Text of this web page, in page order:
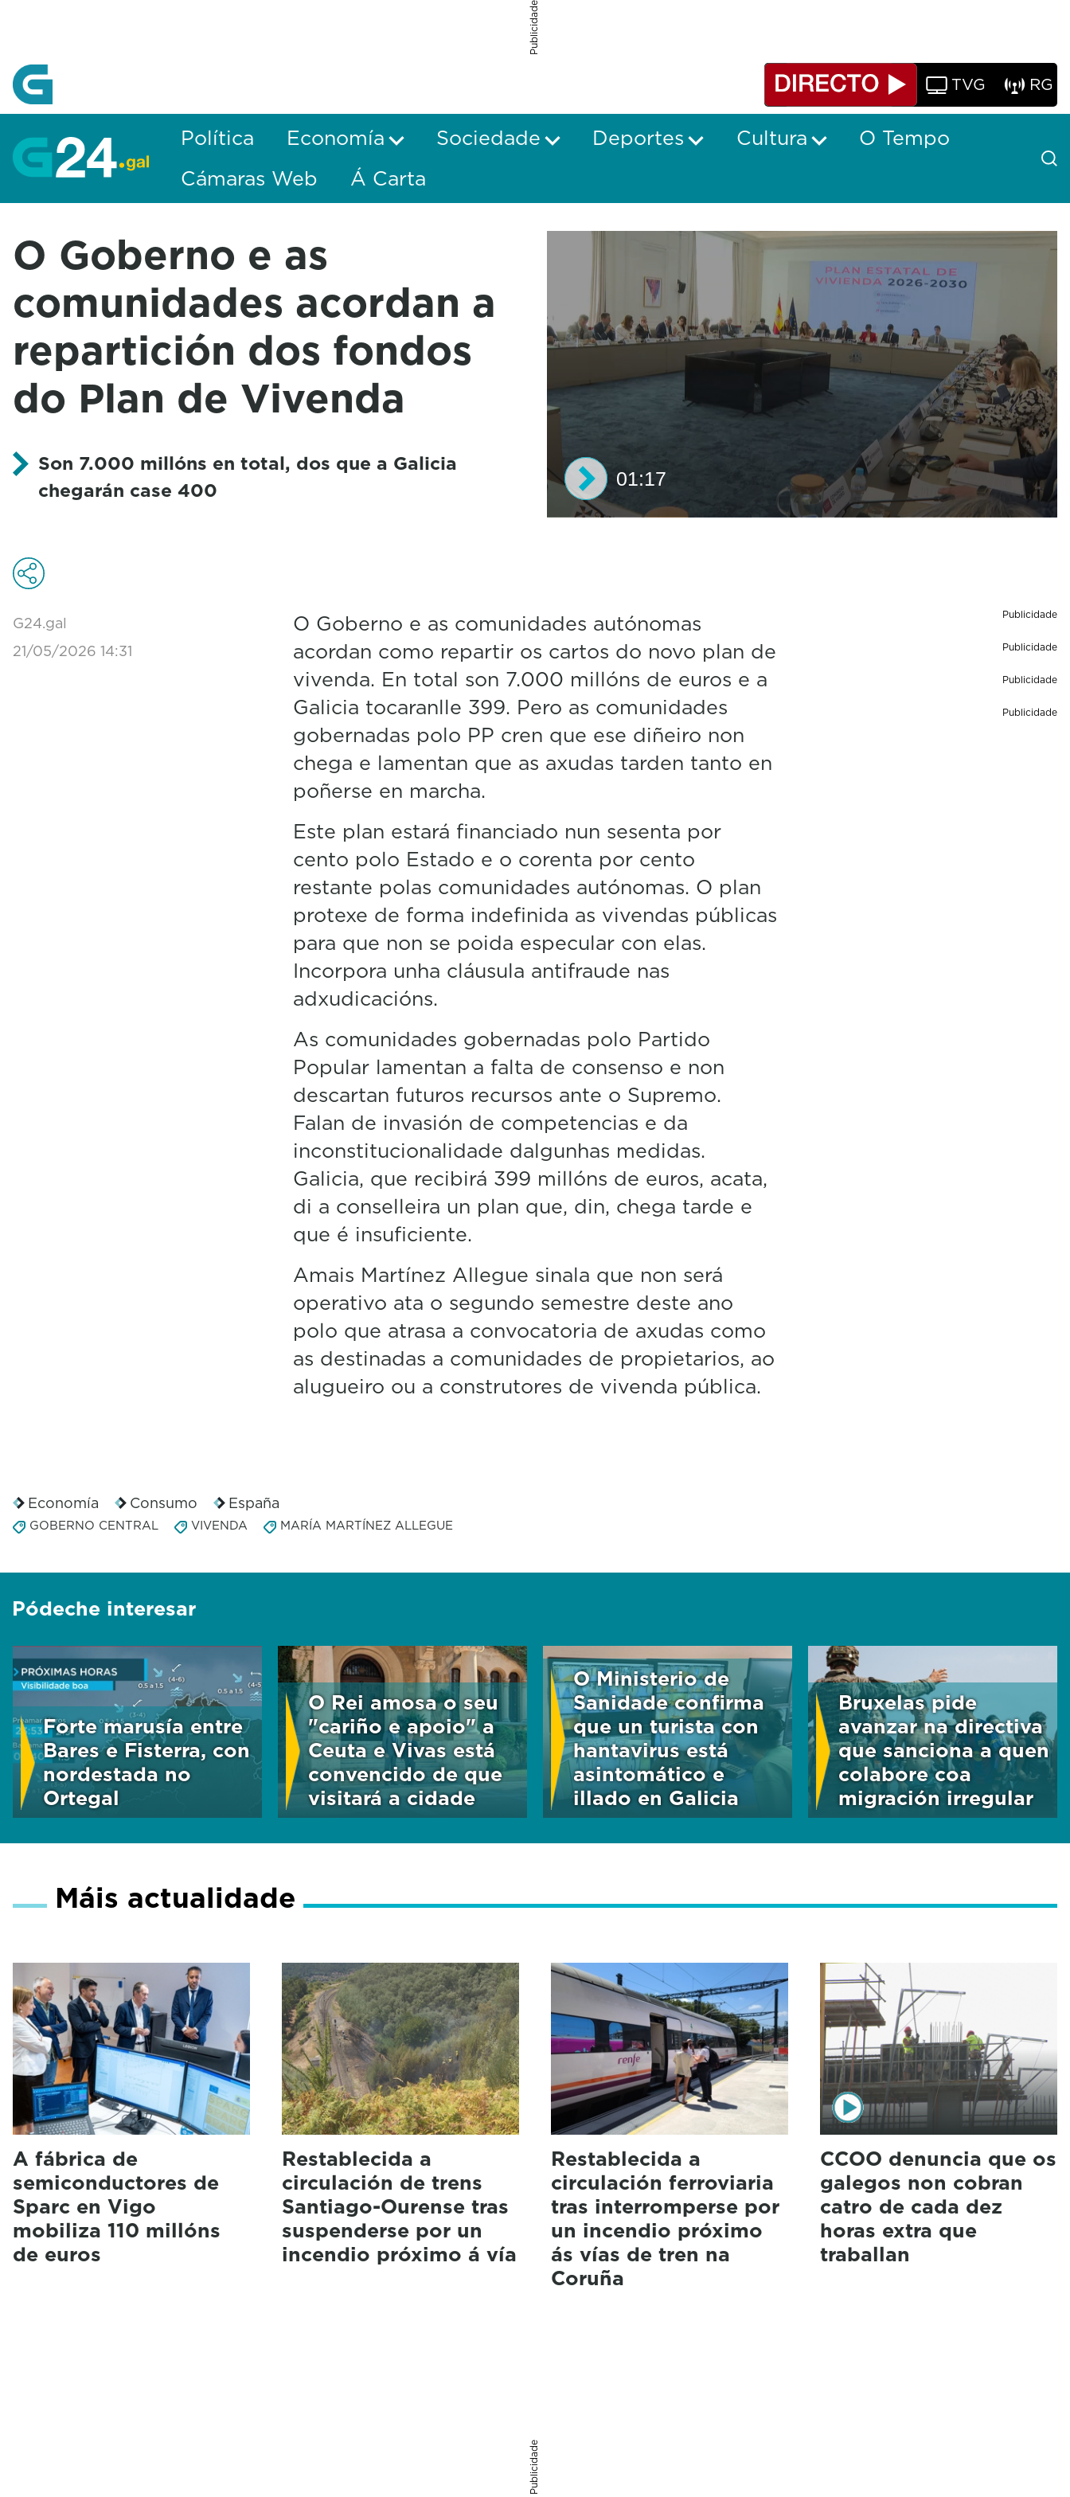
Publicidade
TVG RG
Política Economía Sociedade Deportes Cultura
O Tempo
Cámaras Web
Á Carta
O Goberno e as
comunidades acordan a
repartición dos fondos
do Plan de Vivenda
Son 7.000 millóns en total, dos que a Galicia
chegarán case 400
s
o
1
m
i
u
e
s
e
c
n
s
o
u
0
01:17
G24.gal
21/05/2026 14:31
O Goberno e as comunidades autónomas
acordan como repartir os cartos do novo plan de
vivenda. En total son 7.000 millóns de euros e a
Galicia tocaranlle 399. Pero as comunidades
gobernadas polo PP cren que ese diñeiro non
chega e lamentan que as axudas tarden tanto en
poñerse en marcha.
Este plan estará financiado nun sesenta por
cento polo Estado e o corenta por cento
restante polas comunidades autónomas. O plan
protexe de forma indefinida as vivendas públicas
para que non se poida especular con elas.
Incorpora unha cláusula antifraude nas
adxudicacións.
As comunidades gobernadas polo Partido
Popular lamentan a falta de consenso e non
descartan futuros recursos ante o Supremo.
Falan de invasión de competencias e da
inconstitucionalidade dalgunhas medidas.
Galicia, que recibirá 399 millóns de euros, acata,
di a conselleira un plan que, din, chega tarde e
que é insuficiente.
Amais Martínez Allegue sinala que non será
operativo ata o segundo semestre deste ano
polo que atrasa a convocatoria de axudas como
as destinadas a comunidades de propietarios, ao
alugueiro ou a construtores de vivenda pública.
Publicidade
Publicidade
Publicidade
Publicidade
Economía Consumo España
GOBERNO CENTRAL VIVENDA MARÍA MARTÍNEZ ALLEGUE
Pódeche interesar
Forte marusía entre
Bares e Fisterra, con
nordestada no
Ortegal
O Rei amosa o seu
"cariño e apoio" a
Ceuta e Vivas está
convencido de que
visitará a cidade
O Ministerio de
Sanidade confirma
que un turista con
hantavirus está
asintomático e
illado en Galicia
Bruxelas pide
avanzar na directiva
que sanciona a quen
colabore coa
migración irregular
Máis actualidade
A fábrica de
semiconductores de
Sparc en Vigo
mobiliza 110 millóns
de euros
Restablecida a
circulación de trens
Santiago-Ourense tras
suspenderse por un
incendio próximo á vía
Restablecida a
circulación ferroviaria
tras interromperse por
un incendio próximo
ás vías de tren na
Coruña
CCOO denuncia que os
galegos non cobran
catro de cada dez
horas extra que
traballan
Publicidade